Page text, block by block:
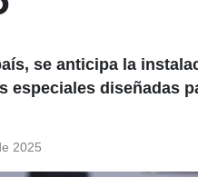
se anticipa la
especiales diseñadas
2025